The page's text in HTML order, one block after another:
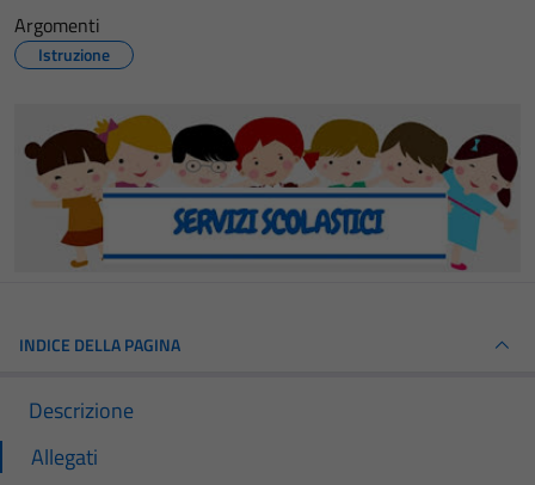
Argomenti
Istruzione
INDICE DELLA PAGINA
Descrizione
Allegati